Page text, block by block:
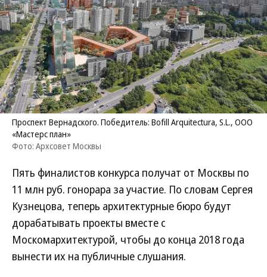
Проспект Вернадского. Победитель: Bofill Arquitectura, S.L., ООО
«Мастерс план»
Фото: Архсовет Москвы
Пять финалистов конкурса получат от Москвы по
11 млн руб. гонорара за участие. По словам Сергея
Кузнецова, теперь архитектурные бюро будут
дорабатывать проекты вместе с
Москомархитектурой, чтобы до конца 2018 года
вынести их на публичные слушания.